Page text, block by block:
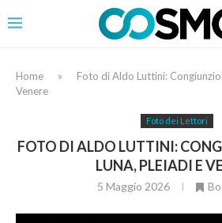
Home »
Foto di Aldo Luttini:
Venere
Foto dei Lettori
FOTO DI ALDO LUTTINI:
LUNA, PLEIADI E
5 Maggio 2026